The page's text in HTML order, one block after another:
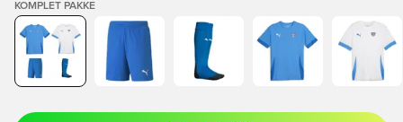
KOMPLET PAKKE